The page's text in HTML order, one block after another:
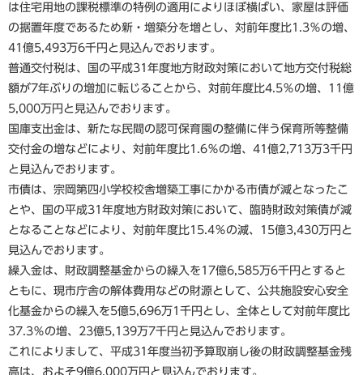
は住宅用地の課税標準の特例の適用によりほぼ横ばい、家屋は評価
の据置年度であるため新・増築分を増とし、対前年度比1.3％の増、
41億5,493万6千円と見込んでおります。
普通交付税は、国の平成31年度地方財政対策において地方交付税総
額が7年ぶりの増加に転じることから、対前年度比4.5％の増、11億
5,000万円と見込んでおります。
国庫支出金は、新たな民間の認可保育園の整備に伴う保育所等整備
交付金の増などにより、対前年度比1.6％の増、41億2,713万3千円
と見込んでおります。
市債は、宗岡第四小学校校舎増築工事にかかる市債が減となったこ
とや、国の平成31年度地方財政対策において、臨時財政対策債が減
となることなどにより、対前年度比15.4％の減、15億3,430万円と
見込んでおります。
繰入金は、財政調整基金からの繰入を17億6,585万6千円とすると
ともに、現市庁舎の解体費用などの財源として、公共施設安心安全
化基金からの繰入を5億5,696万1千円とし、全体として対前年度比
37.3％の増、23億5,139万7千円と見込んでおります。
これによりまして、平成31年度当初予算取崩し後の財政調整基金残
高は、およそ9億6,000万円と見込んでおります。